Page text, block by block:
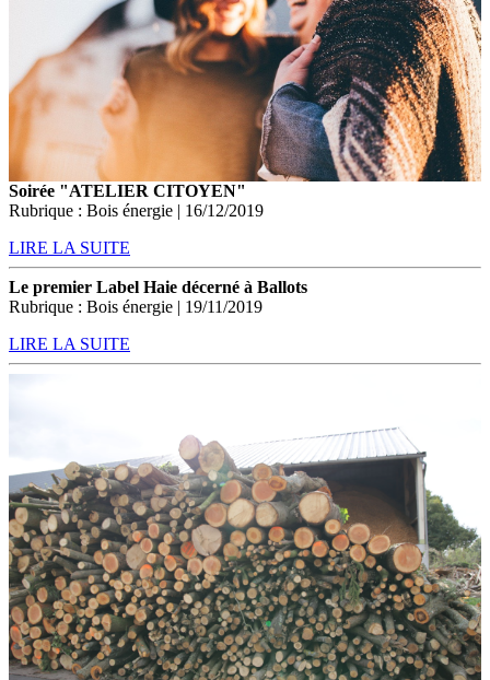
Soirée "ATELIER CITOYEN"
Rubrique : Bois énergie | 16/12/2019
LIRE LA SUITE
Le premier Label Haie décerné à Ballots
Rubrique : Bois énergie | 19/11/2019
LIRE LA SUITE